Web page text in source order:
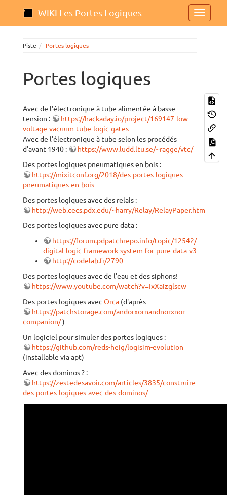
WIKI Les Portes Logiques
Piste Portes logiques
Portes logiques
Avec de l'électronique à tube alimentée à basse
tension :
https://hackaday.io/project/169147-low-
voltage-vacuum-tube-logic-gates
Avec de l'électronique à tube selon les procédés
d'avant 1940 :
https://www.ludd.ltu.se/~ragge/vtc/
Des portes logiques pneumatiques en bois :
https://mixitconf.org/2018/des-portes-logiques-
pneumatiques-en-bois
Des portes logiques avec des relais :
http://web.cecs.pdx.edu/~harry/Relay/RelayPaper.htm
Des portes logiques avec pure data :
https://forum.pdpatchrepo.info/topic/12542/blurpd-
digital-logic-framework-system-for-pure-data-v3
http://codelab.fr/2790
Des portes logiques avec de l'eau et des siphons!
https://www.youtube.com/watch?v=IxXaizglscw
Des portes logiques avec Orca (d'après
https://patchstorage.com/andorxornandnorxnor-
companion/)
Un logiciel pour simuler des portes logiques :
https://github.com/reds-heig/logisim-evolution
(installable via apt)
Avec des dominos ? :
https://zestedesavoir.com/articles/3835/construire-
des-portes-logiques-avec-des-dominos/